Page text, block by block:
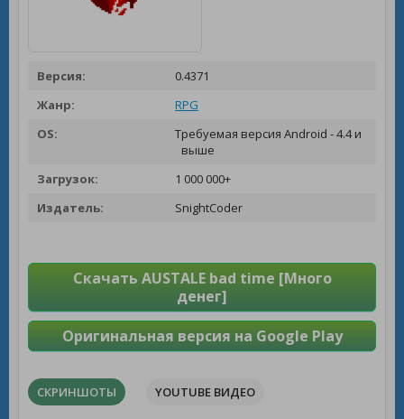
Версия:
0.4371
Жанр:
RPG
OS:
Требуемая версия Android - 4.4 и
выше
Загрузок:
1 000 000+
Издатель:
SnightCoder
Скачать AUSTALE bad time [Много
денег]
Оригинальная версия на Google Play
СКРИНШОТЫ YOUTUBE ВИДЕО